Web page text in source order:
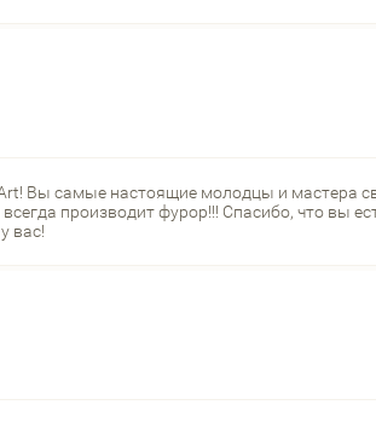
Вы самые настоящие молодцы и мастера
производит фурор!!! Спасибо, что вы
вас!